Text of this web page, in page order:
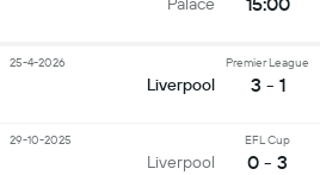
Liverpool
Premier League
3 - 1
25-4-2026
Liverpool
EFL Cup
0 - 3
29-10-2025